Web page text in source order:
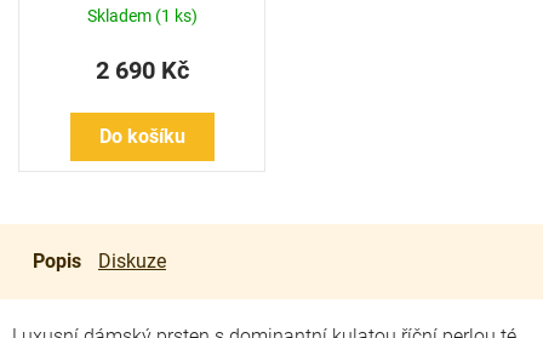
zirkonem
Skladem (1 ks)
2 690 Kč
Do košíku
Popis Diskuze